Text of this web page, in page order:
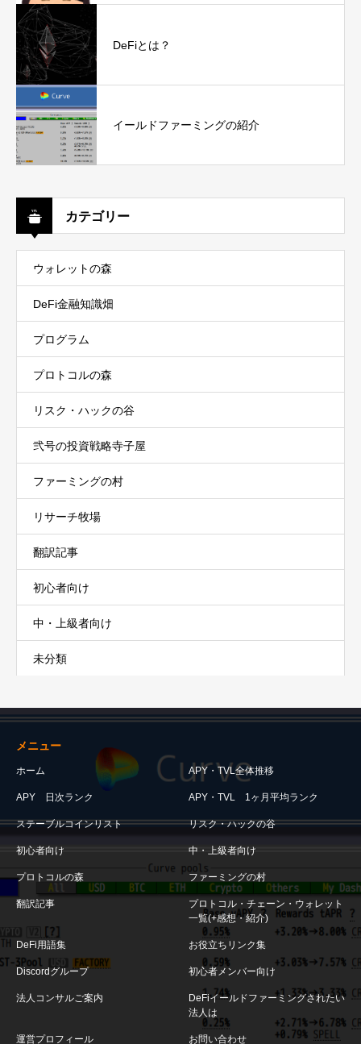
DeFiとは？
イールドファーミングの紹介
カテゴリー
ウォレットの森
DeFi金融知識畑
プログラム
プロトコルの森
リスク・ハックの谷
弐号の投資戦略寺子屋
ファーミングの村
リサーチ牧場
翻訳記事
初心者向け
中・上級者向け
未分類
メニュー
ホーム APY・TVL全体推移
APY 日次ランク APY・TVL 1ヶ月平均ランク
ステーブルコインリスト リスク・ハックの谷
初心者向け 中・上級者向け
プロトコルの森 ファーミングの村
翻訳記事
プロトコル・チェーン・ウォレット
一覧(+感想・紹介)
DeFi用語集 お役立ちリンク集
Discordグループ 初心者メンバー向け
法人コンサルご案内
DeFiイールドファーミングされたい
法人は
運営プロフィール お問い合わせ